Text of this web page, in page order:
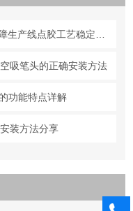
落实点胶机常态化维护工作持续保障生产线点胶工艺稳定合规
吸笔头的正确安装方法
功能特点详解
装方法分享